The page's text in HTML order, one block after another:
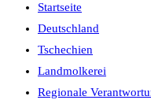
Startseite
Deutschland
Tschechien
Landmolkerei
Regionale